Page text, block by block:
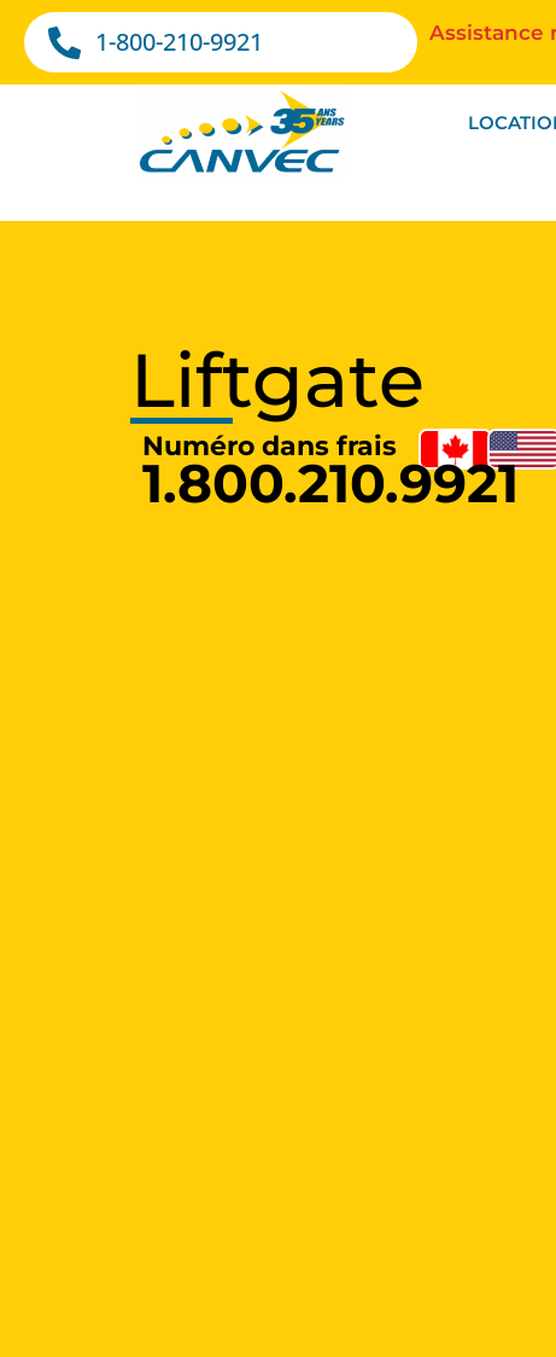
1-800-210-9921 Assistance
Liftgate
Numéro dans frais
1.800.210.9921